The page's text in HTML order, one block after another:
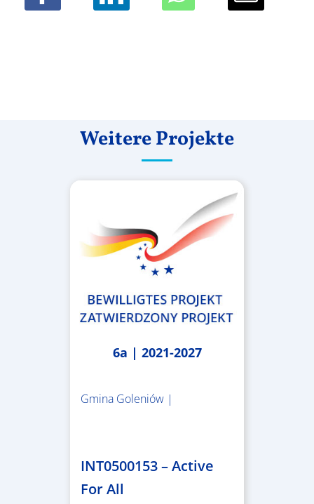
Weitere Projekte
6a | 2021-2027
Gmina Goleniów |
INT0500153 – Active
For All